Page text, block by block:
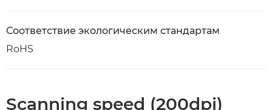
Соответствие экологическим стандартам
RoHS
Scanning speed (200dpi)